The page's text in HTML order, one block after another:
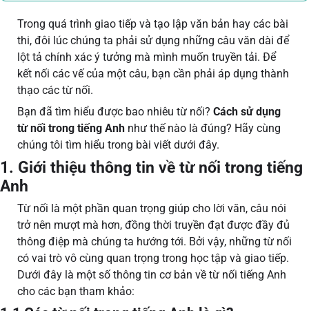
Trong quá trình giao tiếp và tạo lập văn bản hay các bài
thi, đôi lúc chúng ta phải sử dụng những câu văn dài để
lột tả chính xác ý tưởng mà mình muốn truyền tải. Để
kết nối các vế của một câu, bạn cần phải áp dụng thành
thạo các từ nối.
Bạn đã tìm hiểu được bao nhiêu từ nối? Cách sử dụng
từ nối trong tiếng Anh như thế nào là đúng? Hãy cùng
chúng tôi tìm hiểu trong bài viết dưới đây.
1. Giới thiệu thông tin về từ nối trong tiếng
Anh
Từ nối là một phần quan trọng giúp cho lời văn, câu nói
trở nên mượt mà hơn, đồng thời truyền đạt được đầy đủ
thông điệp mà chúng ta hướng tới. Bởi vậy, những từ nối
có vai trò vô cùng quan trọng trong học tập và giao tiếp.
Dưới đây là một số thông tin cơ bản về từ nối tiếng Anh
cho các bạn tham khảo: